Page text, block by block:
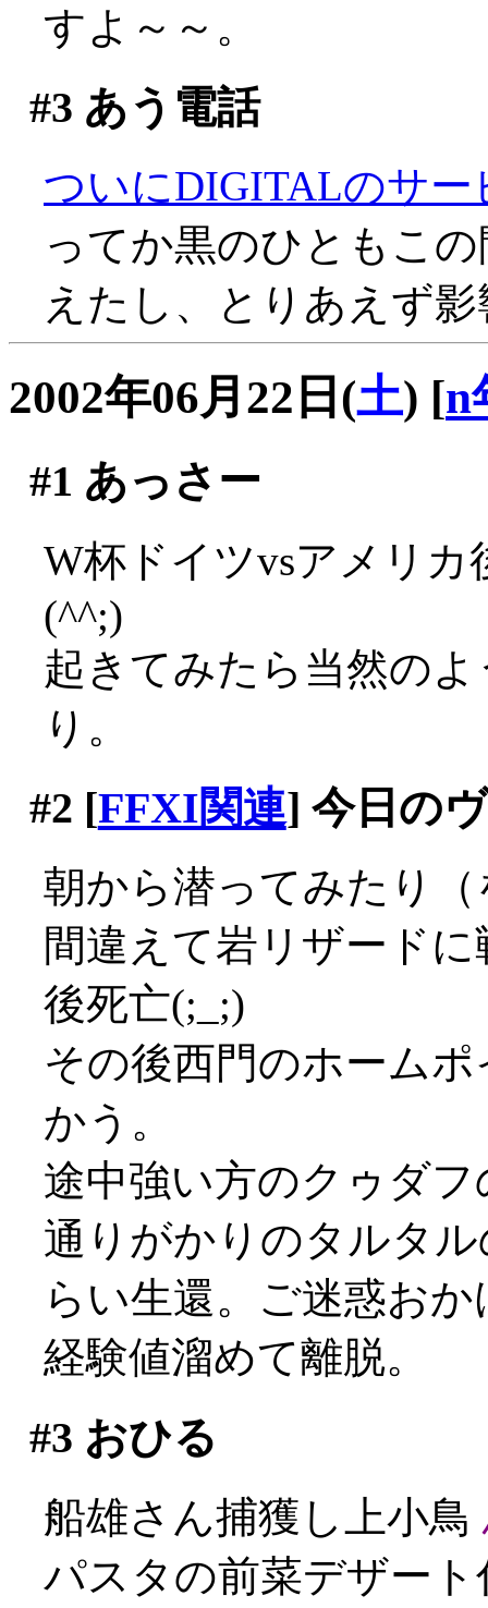
すよ～～。
#3 あう電話
ついにDIGITALのサー
ってか黒のひともこ
えたし、とりあえず
2002年06月22日(土) [n
#1 あっさー
W杯ドイツvsアメリ
(^^;)
起きてみたら当然の
り。
#2 [FFXI関連] 今日の
朝から潜ってみたり（
間違えて岩リザード
後死亡(;_;)
その後西門のホーム
かう。
途中強い方のクゥダ
通りがかりのタルタ
らい生還。ご迷惑お
経験値溜めて離脱。
#3 おひる
船雄さん捕獲し上小鳥
パスタの前菜デザー